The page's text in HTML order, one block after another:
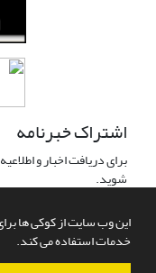
این وب سایت از کوکی ها
خدمات استفاده می کند.
اشتراک خبرنامه
برای دریافت اخبار و
شوید.